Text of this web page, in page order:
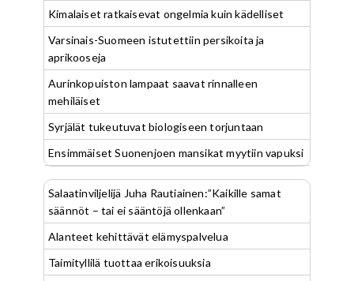
Kimalaiset ratkaisevat ongelmia kuin kädelliset
Varsinais-Suomeen istutettiin persikoita ja
aprikooseja
Aurinkopuiston lampaat saavat rinnalleen
mehiläiset
Syrjälät tukeutuvat biologiseen torjuntaan
Ensimmäiset Suonenjoen mansikat myytiin vapuksi
Salaatinviljelijä Juha Rautiainen:”Kaikille samat
säännöt – tai ei sääntöjä ollenkaan”
Alanteet kehittävät elämyspalvelua
Taimityllilä tuottaa erikoisuuksia